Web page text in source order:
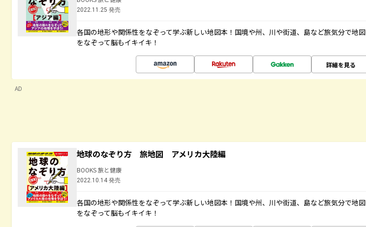
2022.11.25 発売
各国の地形や関係性をなぞって学ぶ新しい地図本！国境や州、川や街道、島など旅気分で地図
をなぞって脳もイキイキ！
詳細を見る
AD
地球のなぞり方 旅地図 アメリカ大陸編
BOOKS 旅と健康
2022.10.14 発売
各国の地形や関係性をなぞって学ぶ新しい地図本！国境や州、川や街道、島など旅気分で地図
をなぞって脳もイキイキ！